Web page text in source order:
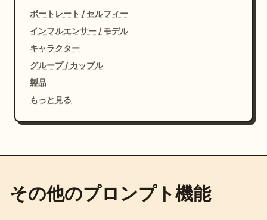
ポートレート / セルフィー
インフルエンサー / モデル
キャラクター
グループ / カップル
製品
もっと見る
その他のプロンプト機能